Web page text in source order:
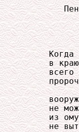
Когда
в
всего
не
из
не